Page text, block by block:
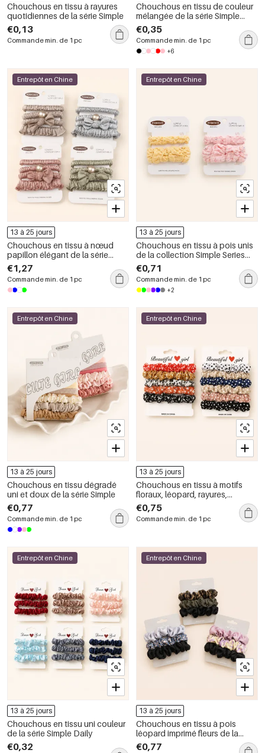
Chouchous en tissu à rayures
quotidiennes de la série Simple
€0,13
Commande min. de 1 pc
Chouchous en tissu de couleur
mélangée de la série Simple
Daily
€0,35
Commande min. de 1 pc
+6
Entrepôt en Chine
13 à 25 jours
Chouchous en tissu à nœud
papillon élégant de la série
Simple
€1,27
Commande min. de 1 pc
Entrepôt en Chine
13 à 25 jours
Chouchous en tissu à pois unis
de la collection Simple Series
Daily
€0,71
Commande min. de 1 pc
+2
Entrepôt en Chine
13 à 25 jours
Chouchous en tissu dégradé
uni et doux de la série Simple
€0,77
Commande min. de 1 pc
Entrepôt en Chine
13 à 25 jours
Chouchous en tissu à motifs
floraux, léopard, rayures,
carreaux, pois et feuilles
multicolores de la série Simple
Daily
€0,75
Commande min. de 1 pc
Entrepôt en Chine
13 à 25 jours
Chouchous en tissu uni couleur
de la série Simple Daily
€0,32
Entrepôt en Chine
13 à 25 jours
Chouchous en tissu à pois
léopard imprimé fleurs de la
collection Simple Series
€0,77